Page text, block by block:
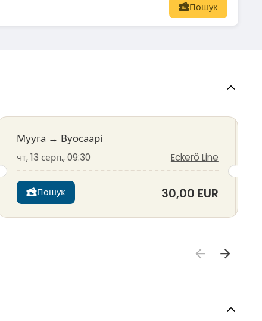
Пошук
Мууга → Вуосаарі
чт, 13 серп., 09:30 Eckerö Line
Пошук 30,00 EUR